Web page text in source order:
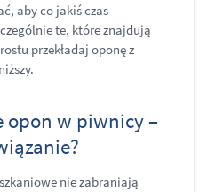
aby co jakiś czas
te, które znajdują
przekładaj oponę z
opon w piwnicy –
nie zabraniają